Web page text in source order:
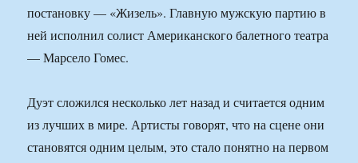
постановку — «Жизель». Главную мужскую партию в
ней исполнил солист Американского балетного театра
— Марсело Гомес.
Дуэт сложился несколько лет назад и считается одним
из лучших в мире. Артисты говорят, что на сцене они
становятся одним целым, это стало понятно на первом